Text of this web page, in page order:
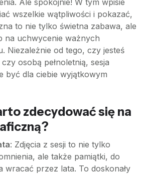
Ale spokojnie! W tym wpisie
wszelkie wątpliwości i pokazać,
to nie tylko świetna zabawa, ale
na uchwycenie ważnych
Niezależnie od tego, czy jesteś
czy osobą pełnoletnią, sesja
być dla ciebie wyjątkowym
zdecydować się na
: Zdjęcia z sesji to nie tylko
ale także pamiątki, do
wracać przez lata. To doskonały